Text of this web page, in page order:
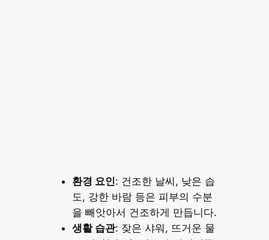
환경 요인: 건조한 날씨, 낮은 습
도, 강한 바람 등은 피부의 수분
을 빼앗아서 건조하게 만듭니다.
생활 습관: 잦은 샤워, 뜨거운 물